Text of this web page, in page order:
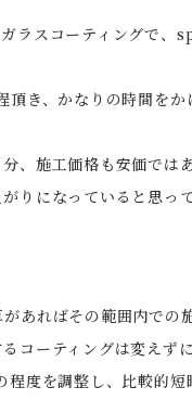
ラスコーティングで、
頂き、かなりの時間をか
、施工価格も安価では
りになっていると思って
あればその範囲内での
コーティングは変えず
程度を調整し、比較的短